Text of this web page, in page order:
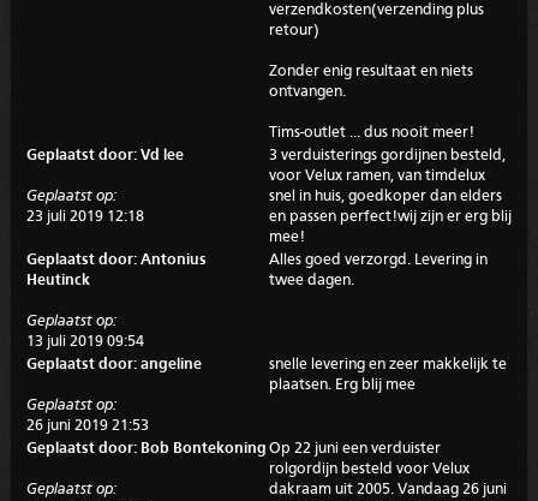
verzendkosten(verzending plus
retour)
Zonder enig resultaat en niets
ontvangen.
Tims-outlet ... dus nooit meer!
Geplaatst door: Vd lee
Geplaatst op:
23 juli 2019 12:18
3 verduisterings gordijnen besteld,
voor Velux ramen, van timdelux
snel in huis, goedkoper dan elders
en passen perfect!wij zijn er erg blij
mee!
Geplaatst door: Antonius
Heutinck
Geplaatst op:
13 juli 2019 09:54
Alles goed verzorgd. Levering in
twee dagen.
Geplaatst door: angeline
Geplaatst op:
26 juni 2019 21:53
snelle levering en zeer makkelijk te
plaatsen. Erg blij mee
Geplaatst door: Bob Bontekoning
Geplaatst op:
Op 22 juni een verduister
rolgordijn besteld voor Velux
dakraam uit 2005. Vandaag 26 juni